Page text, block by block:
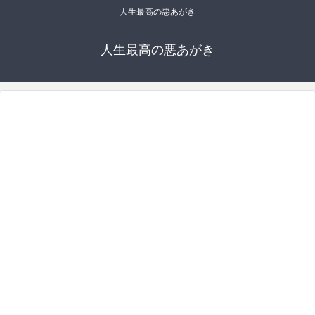
人生最高の悪あがき
人生最高の悪あがき